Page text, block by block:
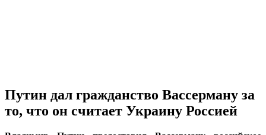
Путин дал гражданство Вассерману за
то, что он считает Украину Россией